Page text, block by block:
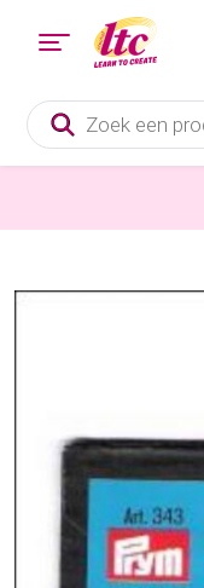
Producten
zoeken